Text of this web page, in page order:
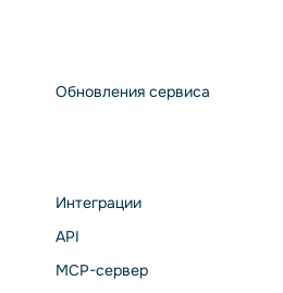
Обновления сервиса
Интеграции
API
MCP-сервер